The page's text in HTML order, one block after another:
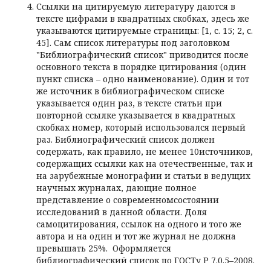
Ссылки на цитируемую литературу даются в
тексте цифрами в квадратных скобках, здесь же
указываются цитируемые страницы: [1, с. 15; 2, с.
45]. Сам список литературы под заголовком
"Библиографический список" приводится после
основного текста в порядке цитирования (один
пункт списка – одно наименование). Один и тот
же источник в библиографическом списке
указывается один раз, в тексте статьи при
повторной ссылке указывается в квадратных
скобках номер, который использовался первый
раз. Библиографический список должен
содержать, как правило, не менее 10источников,
содержащих ссылки как на отечественные, так и
на зарубежные монографии и статьи в ведущих
научных журналах, дающие полное
представление о современномсостоянии
исследований в данной области. Доля
самоцитирования, ссылок на одного и того же
автора и на один и тот же журнал не должна
превышать 25%. Оформляется
библиографический список по ГОСТу Р 7.0.5–2008.